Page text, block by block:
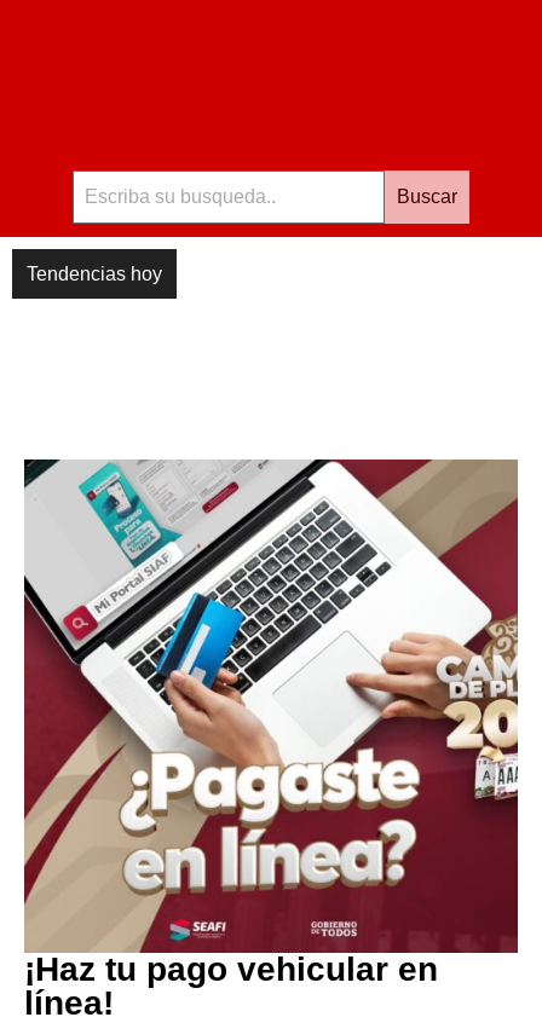
Buscar
Tendencias hoy
¡Haz tu pago vehicular en
línea!